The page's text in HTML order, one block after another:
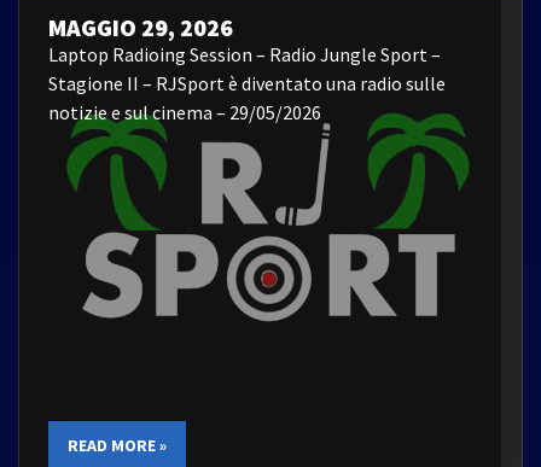
MAGGIO 29, 2026
Laptop Radioing Session – Radio Jungle Sport –
Stagione II – RJSport è diventato una radio sulle
notizie e sul cinema – 29/05/2026
READ MORE »